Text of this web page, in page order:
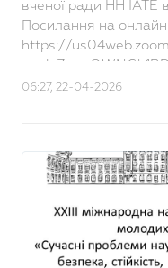
вченої ради НН ІАТЕ
Посилання на
https://
Ідентифікатор
06:27, 22-04-2026